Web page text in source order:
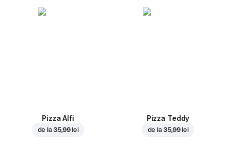
Pizza Alfi
de la 35,99 lei
Pizza Teddy
de la 35,99 lei